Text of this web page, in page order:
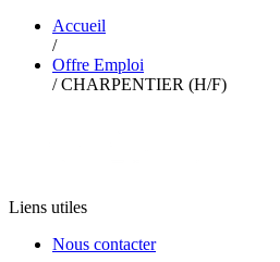
Accueil
/
Offre Emploi
/ CHARPENTIER (H/F)
Liens utiles
Nous contacter